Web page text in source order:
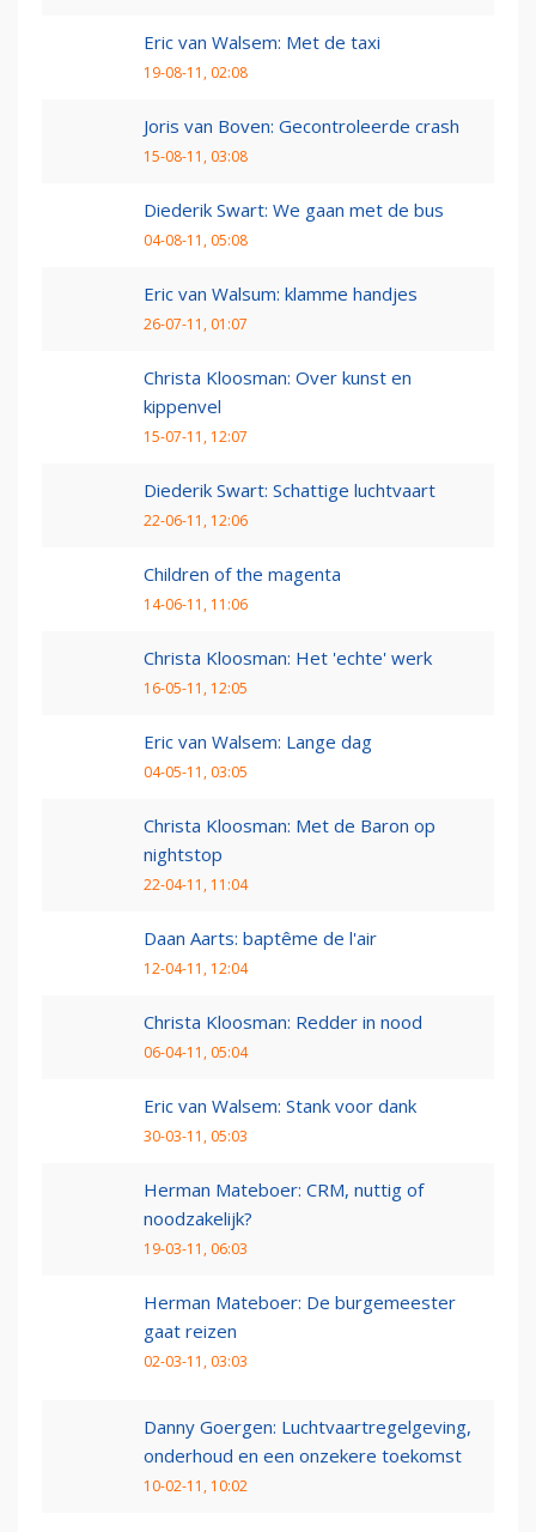
Eric van Walsem: Met de taxi
19-08-11, 02:08
Joris van Boven: Gecontroleerde crash
15-08-11, 03:08
Diederik Swart: We gaan met de bus
04-08-11, 05:08
Eric van Walsum: klamme handjes
26-07-11, 01:07
Christa Kloosman: Over kunst en
kippenvel
15-07-11, 12:07
Diederik Swart: Schattige luchtvaart
22-06-11, 12:06
Children of the magenta
14-06-11, 11:06
Christa Kloosman: Het 'echte' werk
16-05-11, 12:05
Eric van Walsem: Lange dag
04-05-11, 03:05
Christa Kloosman: Met de Baron op
nightstop
22-04-11, 11:04
Daan Aarts: baptême de l'air
12-04-11, 12:04
Christa Kloosman: Redder in nood
06-04-11, 05:04
Eric van Walsem: Stank voor dank
30-03-11, 05:03
Herman Mateboer: CRM, nuttig of
noodzakelijk?
19-03-11, 06:03
Herman Mateboer: De burgemeester
gaat reizen
02-03-11, 03:03
Danny Goergen: Luchtvaartregelgeving,
onderhoud en een onzekere toekomst
10-02-11, 10:02